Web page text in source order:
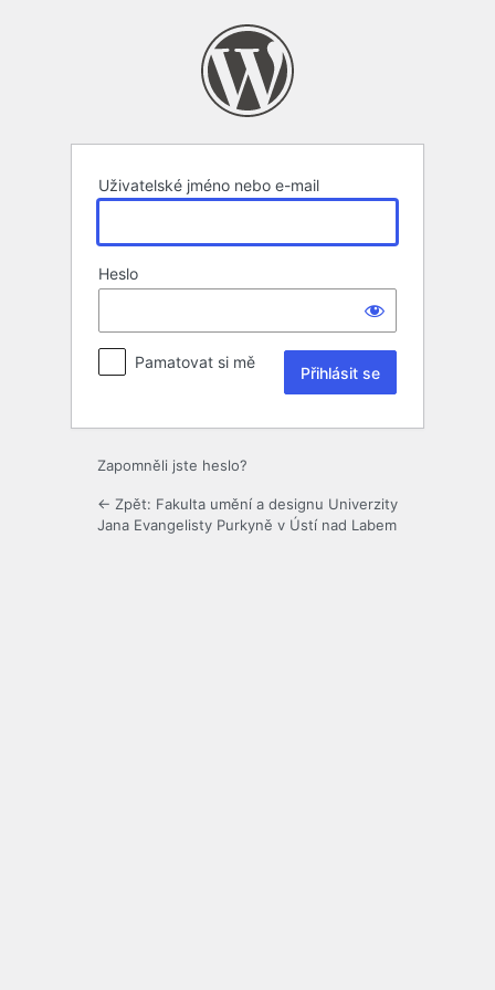
Uživatelské jméno nebo e-mail
Heslo
Pamatovat si mě
Zapomněli jste heslo?
← Zpět: Fakulta umění a designu Univerzity
Jana Evangelisty Purkyně v Ústí nad Labem